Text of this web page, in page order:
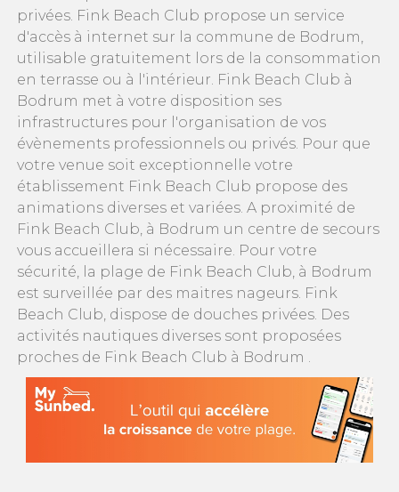
privées. Fink Beach Club propose un service
d'accès à internet sur la commune de Bodrum,
utilisable gratuitement lors de la consommation
en terrasse ou à l'intérieur. Fink Beach Club à
Bodrum met à votre disposition ses
infrastructures pour l'organisation de vos
évènements professionnels ou privés. Pour que
votre venue soit exceptionnelle votre
établissement Fink Beach Club propose des
animations diverses et variées. A proximité de
Fink Beach Club, à Bodrum un centre de secours
vous accueillera si nécessaire. Pour votre
sécurité, la plage de Fink Beach Club, à Bodrum
est surveillée par des maitres nageurs. Fink
Beach Club, dispose de douches privées. Des
activités nautiques diverses sont proposées
proches de Fink Beach Club à Bodrum .